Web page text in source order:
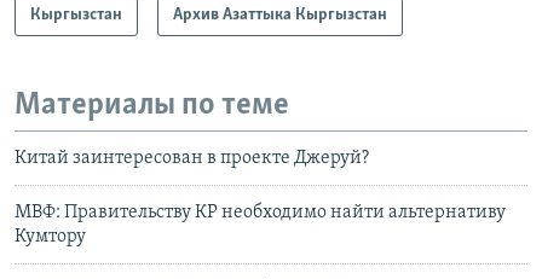
Кыргызстан Архив Азаттыка Кыргызстан
Материалы по теме
Китай заинтересован в проекте Джеруй?
МВФ: Правительству КР необходимо найти альтернативу
Кумтору